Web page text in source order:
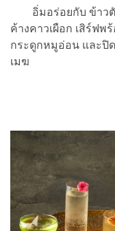
อิ่มอร่อยกับ ข้าวตั
ค้างคาวเผือก เสิร์ฟ
กระดูกหมูอ่อน และปิ
เมฆ